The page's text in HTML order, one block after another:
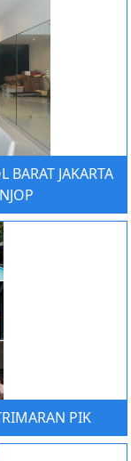
BARAT JAKARTA
PIK